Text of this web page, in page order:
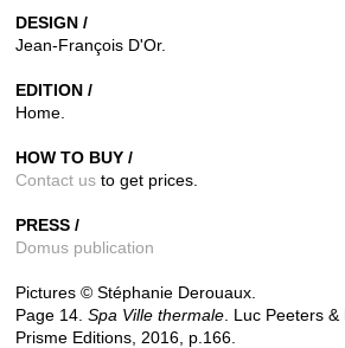
DESIGN /
Jean-François D'Or.
EDITION /
Home.
HOW TO BUY /
Contact us to get prices.
PRESS /
Domus publication
Pictures © Stéphanie Derouaux.
Page 14. Spa Ville thermale . Luc Peeters
Prisme Editions, 2016, p.166.